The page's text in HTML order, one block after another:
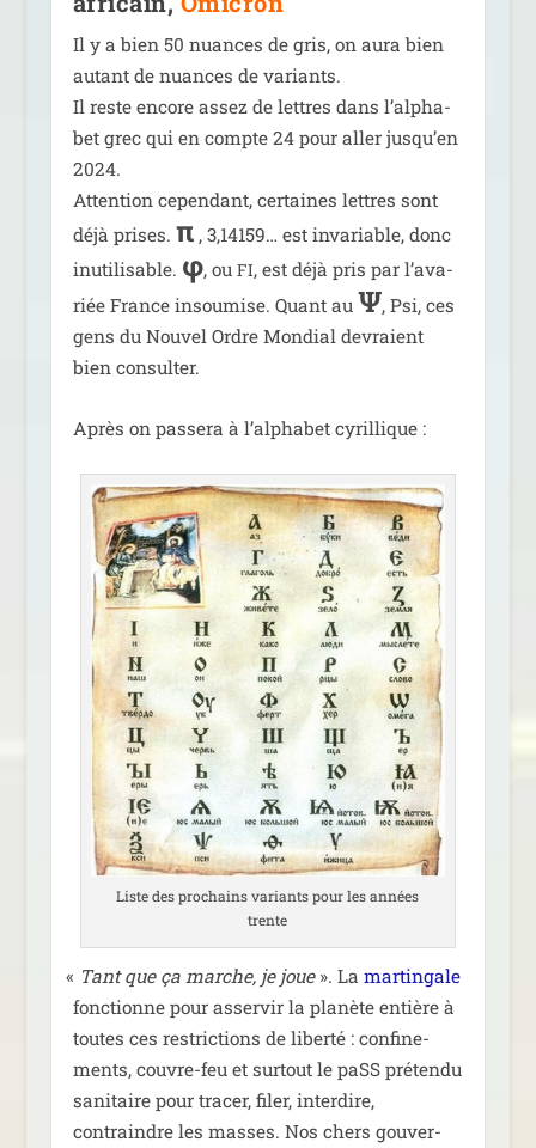
Il y a bien 50 nuances de gris, on aura bien
autant de nuances de variants.
Il reste encore assez de lettres dans l’al­pha­
bet grec qui en compte 24 pour aller jus­qu’en
2024.
Attention cepen­dant, cer­taines lettres sont
déjà prises. π, 3,14159… est inva­riable, donc
inuti­li­sable. φ, ou FI, est déjà pris par l’a­va­
riée France insou­mise. Quant au Ψ, Psi, ces
gens du Nouvel Ordre Mondial devraient
bien consulter.
Après on pas­se­ra à l’al­pha­bet cyrillique :
Liste des pro­chains variants pour les années
trente
« Tant que ça marche, je joue». La mar­tin­gale
fonc­tionne pour asser­vir la pla­nète entière à
toutes ces res­tric­tions de liber­té : confi­ne­
ments, couvre-feu et sur­tout le paSS pré­ten­du
sani­taire pour tra­cer, filer, inter­dire,
contraindre les masses. Nos chers gou­ver­